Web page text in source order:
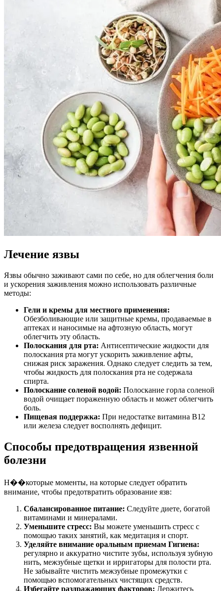
Лечение язвы
Язвы обычно заживают сами по себе, но для облегчения боли
и ускорения заживления можно использовать различные
методы:
Гели и кремы для местного применения:
Обезболивающие или защитные кремы, продаваемые в
аптеках и наносимые на афтозную область, могут
облегчить эту область.
Полоскания для рта: Антисептические жидкости для
полоскания рта могут ускорить заживление афты,
снижая риск заражения. Однако следует следить за тем,
чтобы жидкость для полоскания рта не содержала
спирта.
Полоскание соленой водой: Полоскание горла соленой
водой очищает пораженную область и может облегчить
боль.
Пищевая поддержка: При недостатке витамина B12
или железа следует восполнять дефицит.
Способы предотвращения язвенной
болезни
Н��которые моменты, на которые следует обратить
внимание, чтобы предотвратить образование язв:
Сбалансированное питание: Следуйте диете, богатой
витаминами и минералами.
Уменьшите стресс: Вы можете уменьшить стресс с
помощью таких занятий, как медитация и спорт.
Уделяйте внимание оральным приемам Гигиена:
регулярно и аккуратно чистите зубы, используя зубную
нить, межзубные щетки и ирригаторы для полости рта.
Не забывайте чистить межзубные промежутки с
помощью вспомогательных чистящих средств.
Избегайте раздражающих факторов: Держитесь